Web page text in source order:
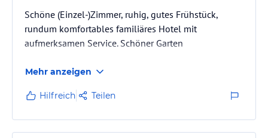
Schöne (Einzel-)Zimmer, ruhig, gutes Frühstück,
rundum komfortables familiäres Hotel mit
aufmerksamen Service. Schöner Garten
Mehr anzeigen
Hilfreich Teilen